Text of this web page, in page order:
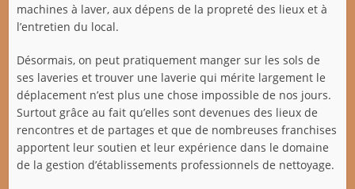
machines à laver, aux dépens de la propreté des lieux et à
l’entretien du local.
Désormais, on peut pratiquement manger sur les sols de
ses laveries et trouver une laverie qui mérite largement le
déplacement n’est plus une chose impossible de nos jours.
Surtout grâce au fait qu’elles sont devenues des lieux de
rencontres et de partages et que de nombreuses franchises
apportent leur soutien et leur expérience dans le domaine
de la gestion d’établissements professionnels de nettoyage.